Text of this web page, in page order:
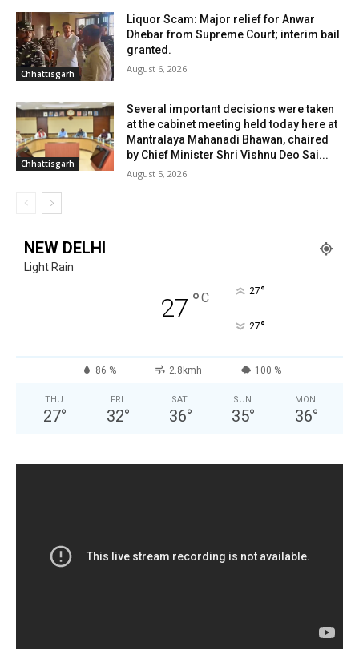
Chhattisgarh
Liquor Scam: Major relief for Anwar
Dhebar from Supreme Court; interim bail
granted.
August 6, 2026
Chhattisgarh
Several important decisions were taken
at the cabinet meeting held today here at
Mantralaya Mahanadi Bhawan, chaired
by Chief Minister Shri Vishnu Deo Sai...
August 5, 2026
NEW DELHI
Light Rain
27 °C 27°
27°
86 % 2.8kmh 100 %
THU
27°
FRI
32°
SAT
36°
SUN
35°
MON
36°